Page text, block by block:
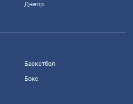
Днепр
Баскетбол
Бокс